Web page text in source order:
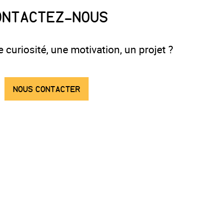
NOUS
curiosité, une motivation, un projet ?
NOUS CONTACTER